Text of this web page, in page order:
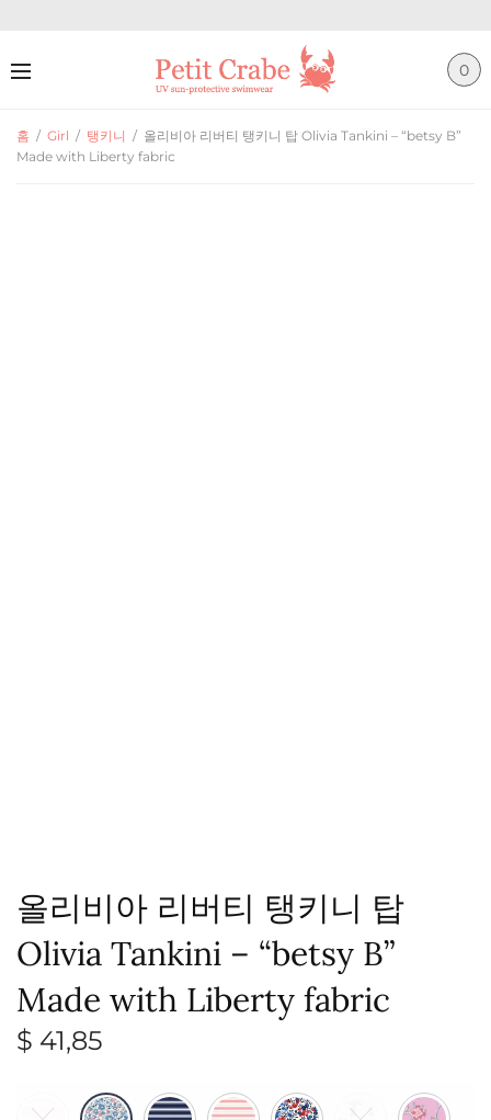
0
홈 / Girl / 탱키니 / 올리비아 리버티 탱키니 탑 Olivia Tankini – “betsy B”
Made with Liberty fabric
올리비아 리버티 탱키니 탑
Olivia Tankini – “betsy B”
Made with Liberty fabric
$ 41,85